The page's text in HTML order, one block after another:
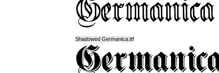
Shadowed Germanica.ttf